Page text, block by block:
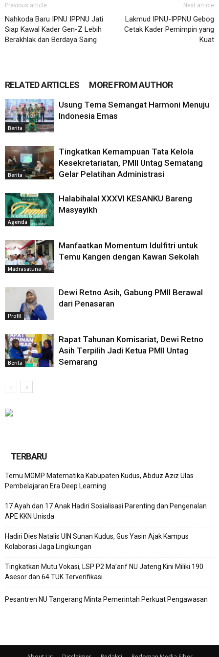
Previous article
Nahkoda Baru IPNU IPPNU Jati
Siap Kawal Kader Gen-Z Lebih
Berakhlak dan Berdaya Saing
Next article
Lakmud IPNU-IPPNU Gebog
Cetak Kader Pemimpin yang
Kuat
RELATED ARTICLES MORE FROM AUTHOR
Berita
Usung Tema Semangat Harmoni Menuju
Indonesia Emas
Berita
Tingkatkan Kemampuan Tata Kelola
Kesekretariatan, PMII Untag Sematang
Gelar Pelatihan Administrasi
Agenda
Halabihalal XXXVI KESANKU Bareng
Masyayikh
Madrasatuna
Manfaatkan Momentum Idulfitri untuk
Temu Kangen dengan Kawan Sekolah
Profil
Dewi Retno Asih, Gabung PMII Berawal
dari Penasaran
Berita
Rapat Tahunan Komisariat, Dewi Retno
Asih Terpilih Jadi Ketua PMII Untag
Semarang
TERBARU
Temu MGMP Matematika Kabupaten Kudus, Abduz Aziz Ulas
Pembelajaran Era Deep Learning
17 Ayah dan 17 Anak Hadiri Sosialisasi Parenting dan Pengenalan
APE KKN Unisda
Hadiri Dies Natalis UIN Sunan Kudus, Gus Yasin Ajak Kampus
Kolaborasi Jaga Lingkungan
Tingkatkan Mutu Vokasi, LSP P2 Ma’arif NU Jateng Kini Miliki 190
Asesor dan 64 TUK Terverifikasi
Pesantren NU Tangerang Minta Pemerintah Perkuat Pengawasan